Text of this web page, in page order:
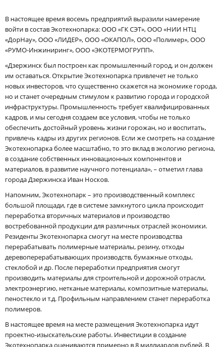
В настоящее время восемь предприятий выразили намерение
войти в состав Экотехнопарка: ООО «ГК СЭТ», ООО «НИИ НТЦ
«ДорНау», ООО «ЛИДЕР», ООО «ОКАПОЛ», ООО «Полимер», ООО
«РУМО-Инжиниринг», ООО «ЭКОТЕРМОГРУПП».
«Дзержинск был построен как промышленный город, и он должен
им оставаться. Открытие Экотехнопарка привлечет не только
новых инвесторов, что существенно скажется на экономике города,
но и станет очередным стимулом к развитию города и городской
инфраструктуры. Промышленность требует квалифицированных
кадров, и мы сегодня создаем все условия, чтобы не только
обеспечить достойный уровень жизни горожан, но и воспитать,
привлечь кадры из других регионов. Если же смотреть на создание
Экотехнопарка более масштабно, то это вклад в экологию региона,
в создание собственных инновационных компонентов и
материалов, в развитие научного потенциала», – отметил глава
города Дзержинска Иван Носков.
Напомним, Экотехнопарк – это производственный комплекс
большой площади, где в системе замкнутого цикла происходит
переработка вторичных материалов и производство
востребованной продукции для различных отраслей экономики.
Резиденты Экотехнопарка смогут на месте производства
перерабатывать полимерные материалы, резину, отходы
деревоперерабатывающих производств, бумажные отходы,
стеклобой и др. После переработки предприятия смогут
производить материалы для строительной и дорожной отрасли,
электроэнергию, нетканые материалы, композитные материалы,
пеностекло и т.д. Профильным направлением станет переработка
полимеров.
В настоящее время на месте размещения Экотехнопарка идут
проектно-изыскательские работы. Инвестиции в создание
Экотехнопарка оцениваются примерно в 8 миллиардов рублей. В